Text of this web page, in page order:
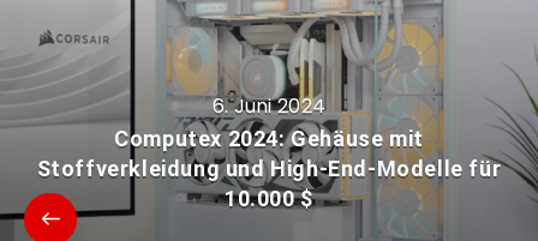
6. Juni 2024
Computex 2024: Gehäuse mit
Stoffverkleidung und High-End-Modelle für
10.000 $